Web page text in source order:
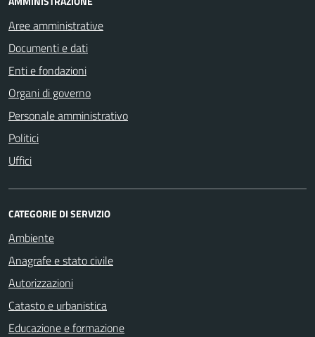
Aree amministrative
Documenti e dati
Enti e fondazioni
Organi di governo
Personale amministrativo
Politici
Uffici
CATEGORIE DI SERVIZIO
Ambiente
Anagrafe e stato civile
Autorizzazioni
Catasto e urbanistica
Educazione e formazione